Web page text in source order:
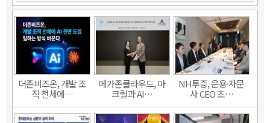
더존비즈온, 개발 조
직 전체에…
메가존클라우드, 아
크릴과 AI…
NH투증, 운용·자문
사 CEO 초…